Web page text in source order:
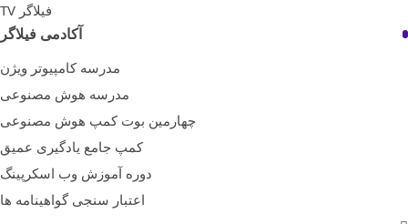
فیلاگر TV
آکادمی فیلاگر
مدرسه کامپیوتر ویژن
مدرسه هوش مصنوعی
چهارمین بوت کمپ هوش مصنوعی
کمپ جامع یادگیری عمیق
دوره آموزش وب اسکرپینگ
اعتبار سنجی گواهینامه ها